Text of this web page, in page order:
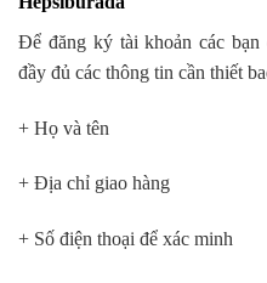
Để đăng ký tài khoản các
đầy đủ các thông tin cần thiết
+ Họ và tên
+ Địa chỉ giao hàng
+ Số điện thoại để xác minh